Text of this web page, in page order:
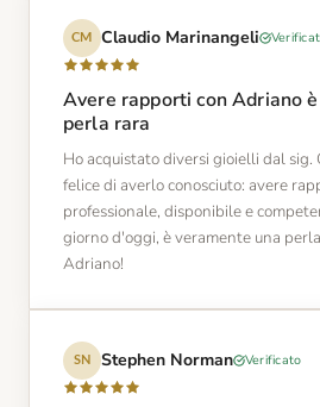
CM Claudio Marinangeli
Avere rapporti con Adriano
perla rara
Ho acquistato diversi gioielli dal sig.
felice di averlo conosciuto: avere
professionale, disponibile e
giorno d'oggi, è veramente una
Adriano!
SN Stephen Norman Verificato